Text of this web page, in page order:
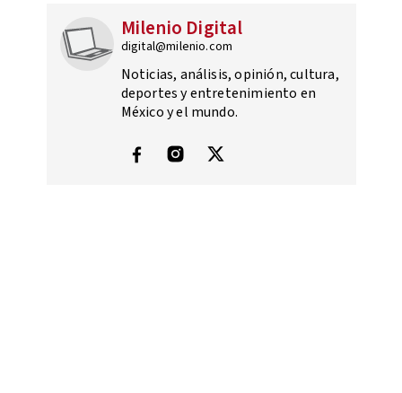
Milenio Digital
digital@milenio.com
Noticias, análisis, opinión, cultura,
deportes y entretenimiento en
México y el mundo.